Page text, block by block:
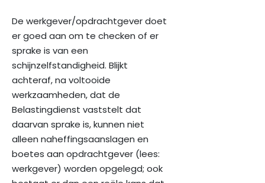
De werkgever/opdrachtgever doet
er goed aan om te checken of er
sprake is van een
schijnzelfstandigheid. Blijkt
achteraf, na voltooide
werkzaamheden, dat de
Belastingdienst vaststelt dat
daarvan sprake is, kunnen niet
alleen naheffingsaanslagen en
boetes aan opdrachtgever (lees:
werkgever) worden opgelegd; ook